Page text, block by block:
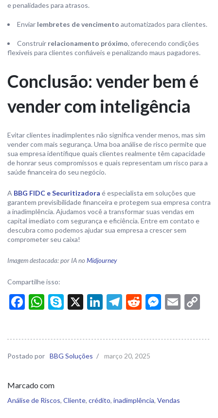
e penalidades para atrasos.
Enviar lembretes de vencimento automatizados para clientes.
Construir relacionamento próximo, oferecendo condições
flexíveis para clientes confiáveis e penalizando maus pagadores.
Conclusão: vender bem é
vender com inteligência
Evitar clientes inadimplentes não significa vender menos, mas sim
vender com mais segurança. Uma boa análise de risco permite que
sua empresa identifique quais clientes realmente têm capacidade
de honrar seus compromissos e quais representam um risco para a
saúde financeira do seu negócio.
A BBG FIDC e Securitizadora é especialista em soluções que
garantem previsibilidade financeira e protegem sua empresa contra
a inadimplência. Ajudamos você a transformar suas vendas em
capital imediato com segurança e eficiência. Entre em contato e
descubra como podemos ajudar sua empresa a crescer sem
comprometer seu caixa!
Imagem destacada: por IA noMidjourney
Compartilhe isso:
Facebook
WhatsApp
Skype
X LinkedIn
Telegram
RedditEmail
Postado por BBG Soluções / março 20, 2025
Marcado com
Análise de Riscos, Cliente, crédito, inadimplência, Vendas